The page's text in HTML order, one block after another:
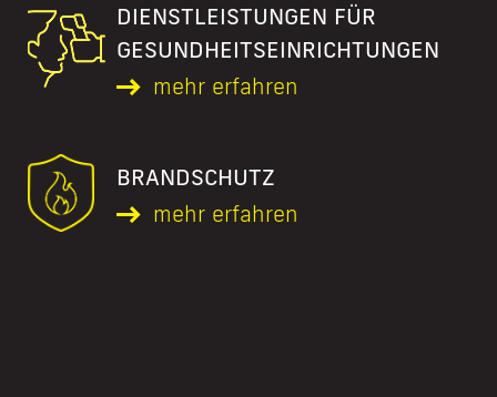
DIENSTLEISTUNGEN FÜR
GESUNDHEITSEINRICHTUNGEN
mehr erfahren
BRANDSCHUTZ
mehr erfahren